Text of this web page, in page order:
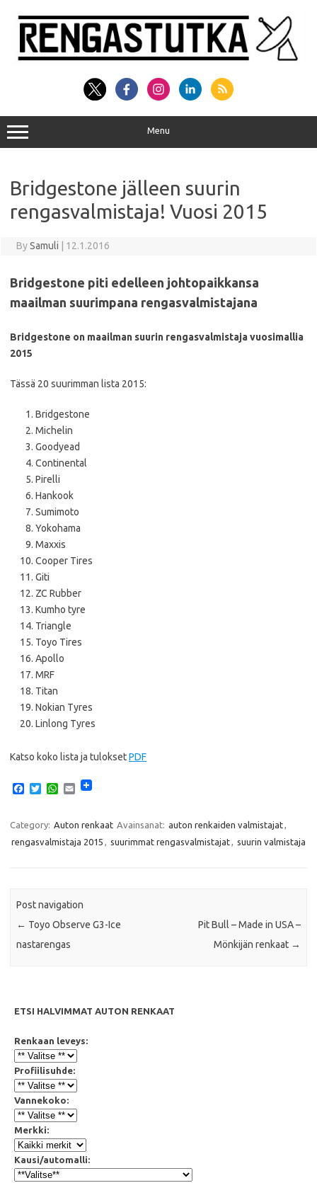
content
Menu
Bridgestone jälleen suurin
rengasvalmistaja! Vuosi 2015
BySamuli 12.1.2016
Bridgestone piti edelleen johtopaikkansa
maailman suurimpana rengasvalmistajana
Bridgestone on maailman suurin rengasvalmistaja vuosimallia
2015
Tässä 20 suurimman lista 2015:
Bridgestone
Michelin
Goodyead
Continental
Pirelli
Hankook
Sumimoto
Yokohama
Maxxis
Cooper Tires
Giti
ZC Rubber
Kumho tyre
Triangle
Toyo Tires
Apollo
MRF
Titan
Nokian Tyres
Linlong Tyres
Katso koko lista ja tuloksetPDF
e
b
o
T
t
t
e
W
t
A
E
i
Category: Auton renkaat Avainsanat: auton renkaiden valmistajat
rengasvalmistaja 2015
suurimmat rengasvalmistajat suurin valmistaja
Post navigation
← Toyo Observe G3-Ice
nastarengas
Pit Bull – Made in USA –
Mönkijän renkaat →
ETSI HALVIMMAT AUTON RENKAAT
Renkaan leveys:
Profiilisuhde:
Vannekoko:
Merkki:
Kausi/automalli: